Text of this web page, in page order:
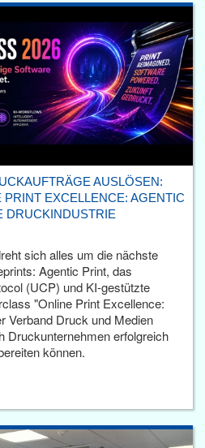
AUSLÖSEN:
EXCELLENCE: AGENTIC
DRUCKINDUSTRIE
sich alles um die nächste
Agentic Print, das
(UCP) und KI-gestützte
"Online Print Excellence:
Verband Druck und Medien
Druckunternehmen erfolgreich
können.